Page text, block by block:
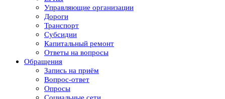
Управляющие организации
Дороги
Транспорт
Субсидии
Капитальный ремонт
Ответы на вопросы
Обращения
Запись на приём
Вопрос-ответ
Опросы